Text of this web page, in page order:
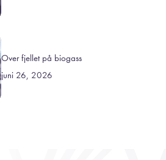
Over fjellet på biogass
juni 26, 2026